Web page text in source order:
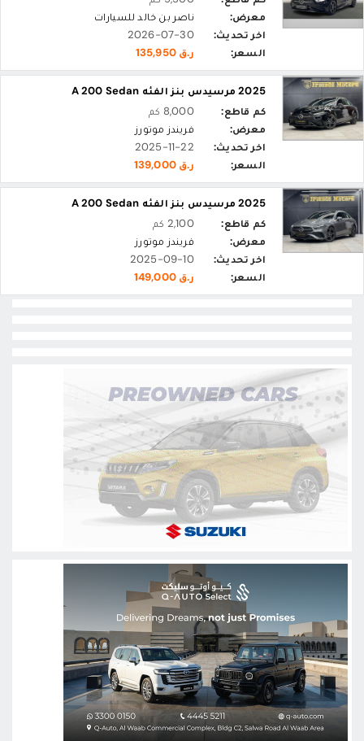
معرض:
ناصر بن خالد للسيارات
اخر تحديث:
2026-07-30
السعر:
ر.ق 135,950
2025 مرسيدس بنز الفئه A 200 Sedan
كم قاطع:
8,000 كم
معرض:
فريندز موتورز
اخر تحديث:
2025-11-22
السعر:
ر.ق 139,000
2025 مرسيدس بنز الفئه A 200 Sedan
كم قاطع:
2,100 كم
معرض:
فريندز موتورز
اخر تحديث:
2025-09-10
السعر:
ر.ق 149,000